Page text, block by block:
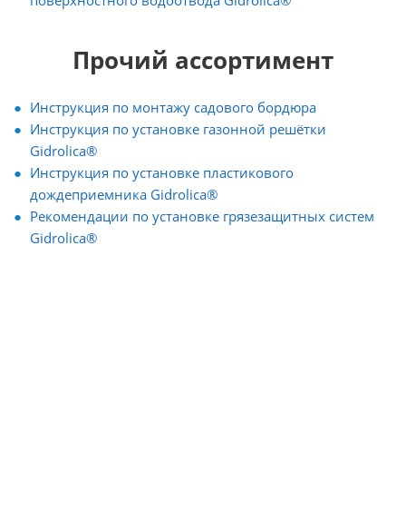
Прочий ассортимент
Инструкция по монтажу садового бордюра
Инструкция по установке газонной решётки
Gidrolica®
Инструкция по установке пластикового
дождеприемника Gidrolica®
Рекомендации по установке грязезащитных систем
Gidrolica®